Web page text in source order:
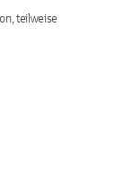
teilweise